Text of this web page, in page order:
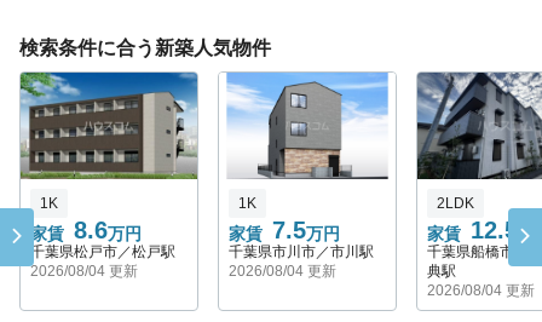
検索条件に合う新築人気物件
1K
家賃 8.6万円
千葉県松戸市／松戸駅
2026/08/04 更新
1K
家賃 7.5万円
千葉県市川市／市川駅
2026/08/04 更新
2LDK
家賃 12.5 万
千葉県船橋市／
典駅
2026/08/04 更新